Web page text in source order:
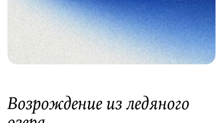
Возрождение из ледяного